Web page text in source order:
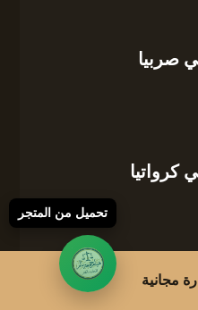
صربيا
كرواتيا
مجانية
تحميل من المتجر